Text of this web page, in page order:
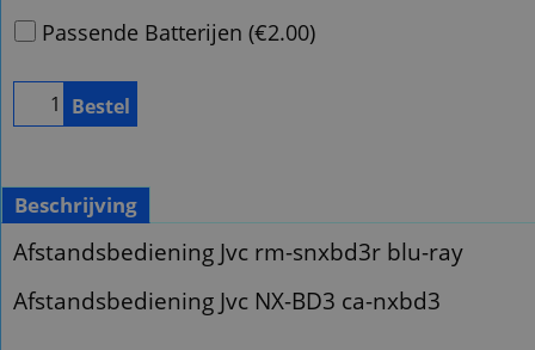
Passende Batterijen (€2.00)
Bestel
Beschrijving
Afstandsbediening Jvc rm-snxbd3r blu-ray
Afstandsbediening Jvc NX-BD3 ca-nxbd3